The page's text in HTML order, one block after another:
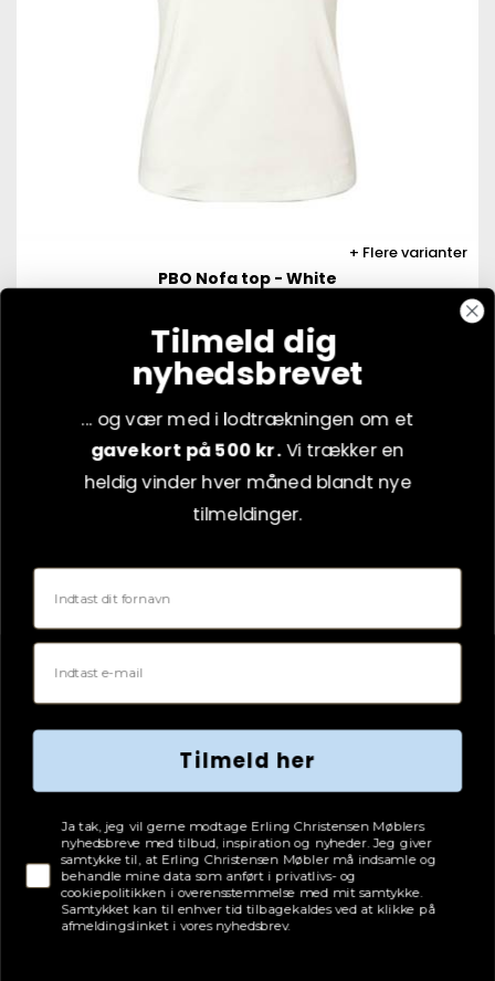
Flere varianter
PBO Nofa top - White
400kr.
SPAR 330 KR.
Tilmeld dig
nyhedsbrevet
... og vær med i lodtrækningen om et
gavekort på 500 kr.Vi trækker en
heldig vinder hver måned blandt nye
tilmeldinger.
Fornavn
Email
Tilmeld her
Tjekboks samtykke
Ja tak, jeg vil gerne modtage Erling Christensen Møblers
nyhedsbreve med tilbud, inspiration og nyheder. Jeg giver
samtykke til, at Erling Christensen Møbler må indsamle og
behandle mine data som anført i privatlivs- og
cookiepolitikken i overensstemmelse med mit samtykke.
Samtykket kan til enhver tid tilbagekaldes ved at klikke på
afmeldingslinket i vores nyhedsbrev.